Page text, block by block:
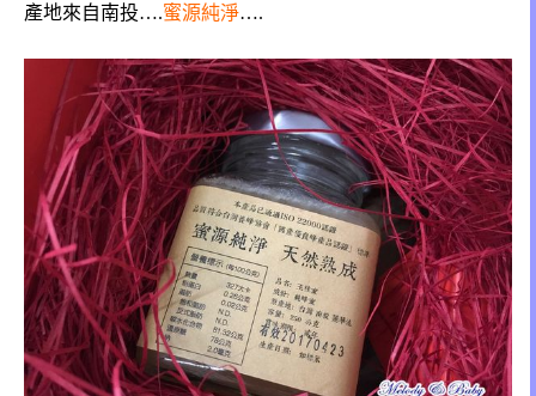
產地來自南投….蜜源純淨….